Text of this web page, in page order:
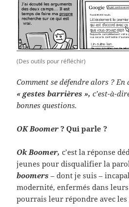
(Des outils pour réfléchir)
Comment se défendre alors ?
« gestes barrières », c’est-à-
bonnes questions.
OK Boomer? Qui parle ?
Ok Boomer, c’est la réponse
jeunes pour disqualifier la
boomers – dont je suis –
modernité, enfermés dans leurs
pourrais leur répondre avec les